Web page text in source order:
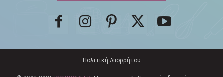
Πολιτική Απορρήτου